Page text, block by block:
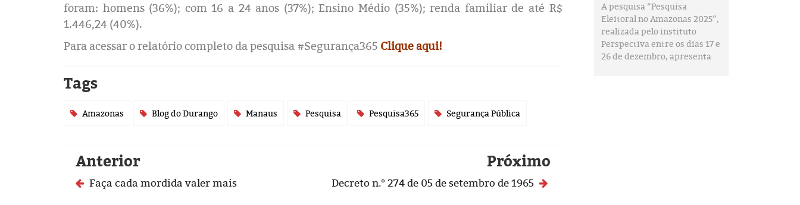
foram: homens (36%); com 16 a 24 anos (37%); Ensino Médio (35%); renda familiar de até R$
1.446,24 (40%).
Para acessar o relatório completo da pesquisa #Segurança365 Clique aqui!
Tags
Amazonas Blog do Durango Manaus Pesquisa Pesquisa365 Segurança Pública
Anterior
Faça cada mordida valer mais
Próximo
Decreto n.° 274 de 05 de setembro de 1965
A pesquisa “Pesquisa
Eleitoral no Amazonas 2025”,
realizada pelo instituto
Perspectiva entre os dias 17 e
26 de dezembro, apresenta